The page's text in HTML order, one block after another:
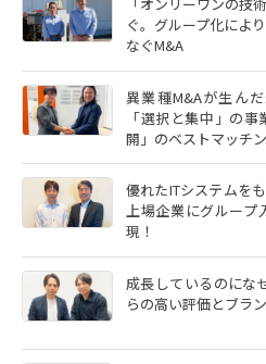
ぐ。グループ化によ
なぐM&A
異業種M&Aが生ん
「選択と集中」の
開」のベストマッチ
優れたITシステムを
上場企業にグループ
現！
成長しているのにな
らの高い評価とブラ